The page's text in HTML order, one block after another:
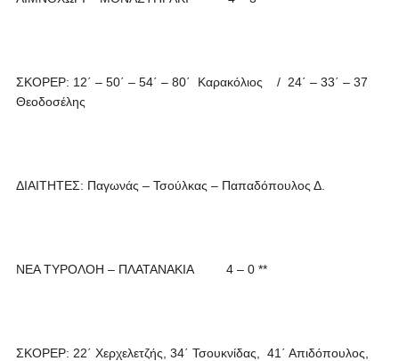
ΣΚΟΡΕΡ: 12΄ – 50΄ – 54΄ – 80΄ Καρακόλιος / 24΄ – 33΄ – 37
Θεοδοσέλης
ΔΙΑΙΤΗΤΕΣ: Παγωνάς – Τσούλκας – Παπαδόπουλος Δ.
ΝΕΑ ΤΥΡΟΛΟΗ – ΠΛΑΤΑΝΑΚΙΑ 4 – 0 **
ΣΚΟΡΕΡ: 22΄ Χερχελετζής, 34΄ Τσουκνίδας, 41΄ Απιδόπουλος,